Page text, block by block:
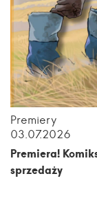
Premiery
03.07.2026
Premiera!
sprzedaży